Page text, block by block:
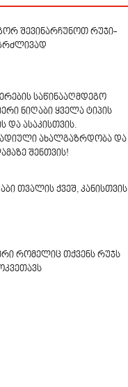
შევინარჩუნოთ რუჯი-
საწინააღმდეგო
ნიღაბი ყველა ტიპის
და ასაკისთვის.
ახალგაზრდობა და
შენთვის!
თვალის ქვეშ, კანისთვის
რომელიც თქვენს რუჯს